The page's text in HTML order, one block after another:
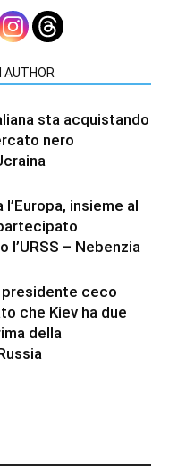
AUTHOR
sta acquistando
nero
insieme al
l’URSS – Nebenzia
presidente ceco
che Kiev ha due
della